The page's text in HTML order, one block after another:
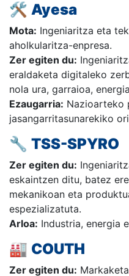
🛠️ Ayesa
Mota: Ingeniaritza eta
aholkularitza-enpresa.
Zer egiten du:
eraldaketa digitaleko
nola ura, garraioa,
Ezaugarria: Nazioarteko
jasangarritasunarekiko
🔧 TSS-SPYRO
Zer egiten du:
eskaintzen ditu, batez
mekanikoan eta
espezializatuta.
Arloa: Industria, energia
🏭 COUTH
Zer egiten du: